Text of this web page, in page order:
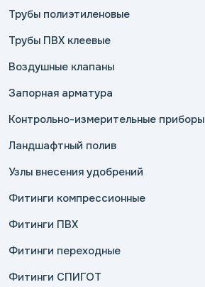
Трубы полиэтиленовые
Трубы ПВХ клеевые
Воздушные клапаны
Запорная арматура
Контрольно-измерительные приборы
Ландшафтный полив
Узлы внесения удобрений
Фитинги компрессионные
Фитинги ПВХ
Фитинги переходные
Фитинги СПИГОТ